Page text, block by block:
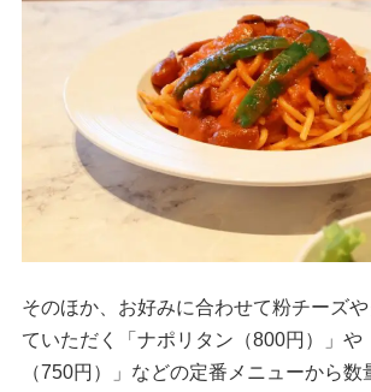
そのほか、お好みに合わせて粉チーズ
ていただく「ナポリタン（800円）」や
（750円）」などの定番メニューから